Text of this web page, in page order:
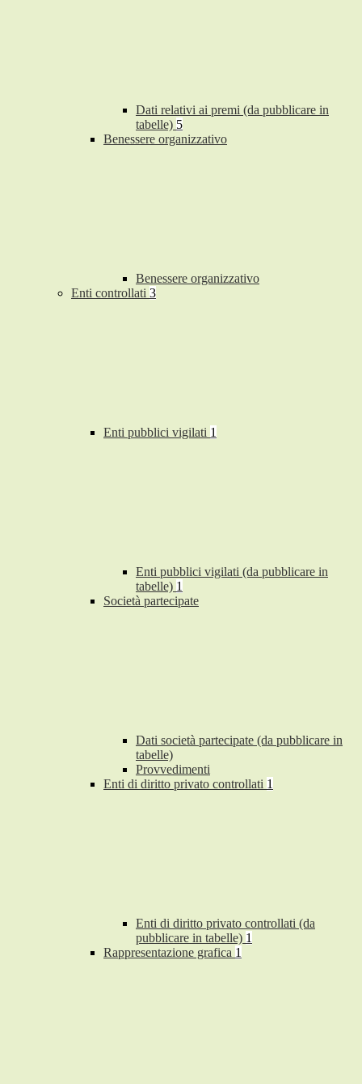
Dati relativi ai premi (da pubblicare in
tabelle) 5
Benessere organizzativo
Benessere organizzativo
Enti controllati 3
Enti pubblici vigilati 1
Enti pubblici vigilati (da pubblicare in
tabelle) 1
Società partecipate
Dati società partecipate (da pubblicare in
tabelle)
Provvedimenti
Enti di diritto privato controllati 1
Enti di diritto privato controllati (da
pubblicare in tabelle) 1
Rappresentazione grafica 1